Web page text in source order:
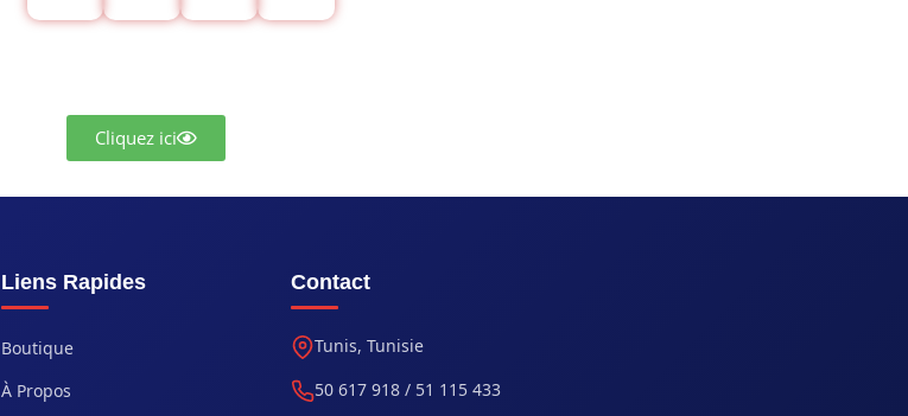
Cliquez ici
Liens Rapides
Boutique
À Propos
Contact
Tunis, Tunisie
50 617 918 / 51 115 433